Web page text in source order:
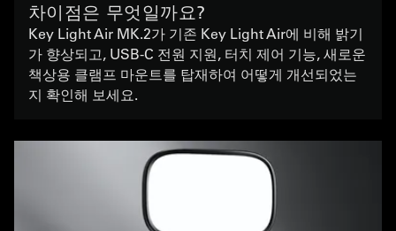
차이점은 무엇일까요?
Key Light Air MK.2가 기존 Key Light Air에 비해 밝기
가 향상되고, USB-C 전원 지원, 터치 제어 기능, 새로운
책상용 클램프 마운트를 탑재하여 어떻게 개선되었는
지 확인해 보세요.